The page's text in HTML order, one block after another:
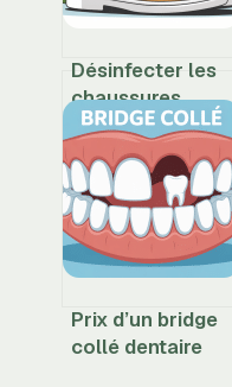
Désinfecter les
chaussures
efficacement sans
les abîmer ni les
déformer
Prix d’un bridge
collé dentaire